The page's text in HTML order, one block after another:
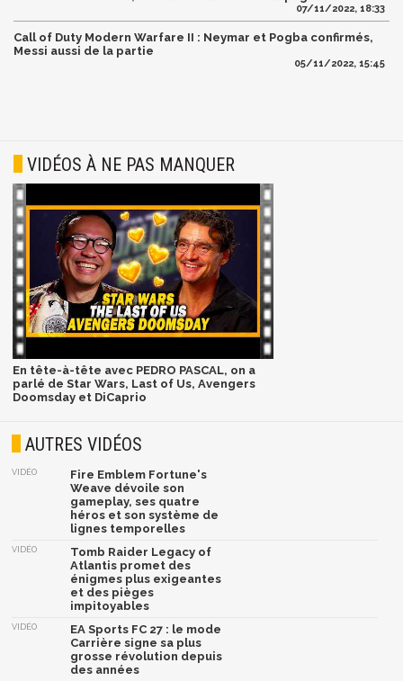
07/11/2022, 18:33
Call of Duty Modern Warfare II : Neymar et Pogba confirmés,
Messi aussi de la partie
05/11/2022, 15:45
VIDÉOS À NE PAS MANQUER
En tête-à-tête avec PEDRO PASCAL, on a
parlé de Star Wars, Last of Us, Avengers
Doomsday et DiCaprio
AUTRES VIDÉOS
VIDÉO
Fire Emblem Fortune's
Weave dévoile son
gameplay, ses quatre
héros et son système de
lignes temporelles
VIDÉO
Tomb Raider Legacy of
Atlantis promet des
énigmes plus exigeantes
et des pièges
impitoyables
VIDÉO
EA Sports FC 27 : le mode
Carrière signe sa plus
grosse révolution depuis
des années